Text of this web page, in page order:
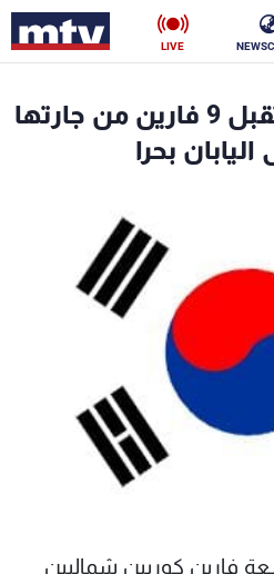
LIVE
كوريا الجنوبية تستقبل 9 فارين من جارتها
بحرا
فارين كوريين شماليين
رياضة